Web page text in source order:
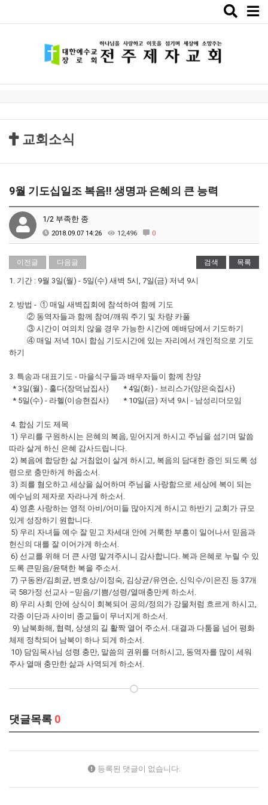
Toggle
교회소식
9월 기도십일조 복음!! 생명과 은혜의 큰 능력
1/2 부족한 종
2018.09.07 14:26 12,496 0
이전글 다음글 검색 목록
1. 기간 : 9월 3일(월) - 5일(수) 새벽 5시, 7일(금) 저녁 9시
2. 방법 - ① 매일 새벽집회에 참석하여 함께 기도
② 동역자들과 함께 참여/깨워 주기 및 차량 카풀
③ 시간이 여의치 않을 경우 가능한 시간에 예배당에서 기도하기
④ 매일 저녁 10시 합심 기도시간에 있는 자리에서 개인적으로 기도
하기
3. 특송과 대표기도 - 마을식구들과 배우자들이 함께 찬양
* 3일(월) - 훌다(장덕남집사) * 4일(화) - 브리스가(양은숙집사)
* 5일(수) - 라헬(이승현집사) * 10일(금) 저녁 9시 - 남성리더모임
4. 합심 기도 제목
1) 우리를 구원하시는 은혜의 복음, 믿어지게 하시고 주님을 섬기며 말씀
따라 살게 하신 은혜 감사드립니다.
2) 복음에 합당한 삶 거침없이 살게 하시고, 복음의 담대한 증인 되도록 성
령으로 충만하게 하옵소서.
3) 죄를 혐오하고 세상을 싫어하며 주님을 사랑함으로 세상에 복이 되는
예수님의 제자로 자라나게 하소서.
4) 영혼 사랑하는 영적 아비/어미들 많아지게 하시고 하반기 교회가 규모
있게 성장하기 원합니다.
5) 우리 자녀들 예수 잘 믿고 차세대 안에 거룩한 부흥이 일어나서 믿음과
헌신의 대를 잘 이어가게 하소서.
6) 선교를 위해 더 큰 사명 맡겨주시니 감사합니다. 복과 은혜로 누릴 수 있
도록 큰믿음/윤택한 복을 주소서.
7) 구동완/김희균, 변호상/이정숙, 김상균/유연순, 신익수/이은진 등 37개
국 58가정 선교사 –믿음/기쁨/성령/열매충만케 하소서.
8) 우리 사회 안에 상식이 회복되어 공의/정의가 강물처럼 흐르게 하시고,
각종 이단과 사이비 종교들이 무너지게 하소서.
9) 남북화해, 협력, 상생의 길 활짝 열어 주소서. 대결과 다툼을 넘어 평화
체제 정착되어 남북이 하나 되게 하소서.
10) 담임목사님 성령 충만, 말씀의 권위를 더하시고, 동역자를 많이 세워
주사 열매 충만한 삶과 사역되게 하소서.
댓글목록 0
등록된 댓글이 없습니다.